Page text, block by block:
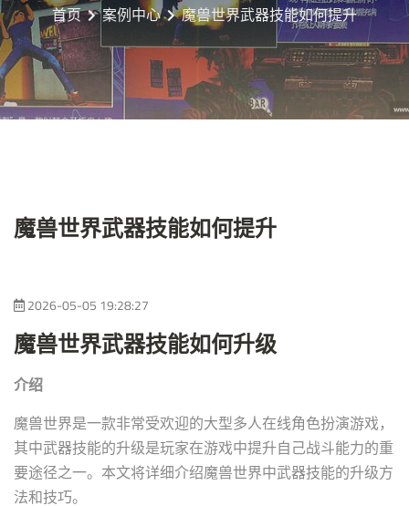
首页 案例中心 魔兽世界武器技能如何提升
魔兽世界武器技能如何提升
2026-05-05 19:28:27
魔兽世界武器技能如何升级
介绍
魔兽世界是一款非常受欢迎的大型多人在线角色扮演游戏，
其中武器技能的升级是玩家在游戏中提升自己战斗能力的重
要途径之一。本文将详细介绍魔兽世界中武器技能的升级方
法和技巧。